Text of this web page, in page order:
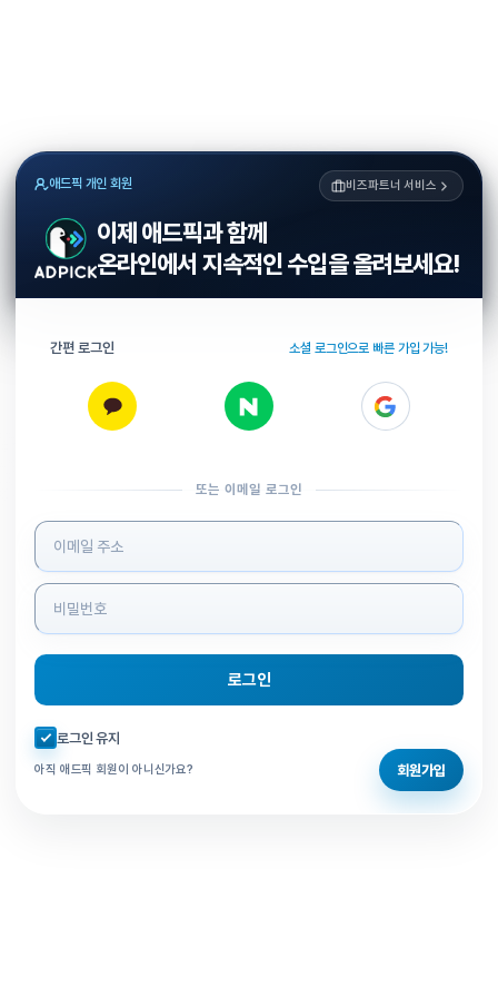
애드픽 개인 회원 비즈파트너 서비스
이제 애드픽과 함께
온라인에서 지속적인 수입을 올려보세요!
간편 로그인 소셜 로그인으로 빠른 가입 가능!
또는 이메일 로그인
로그인 정보 입력
로그인
자동로그인 체크
로그인 유지
아직 애드픽 회원이 아니신가요? 회원가입